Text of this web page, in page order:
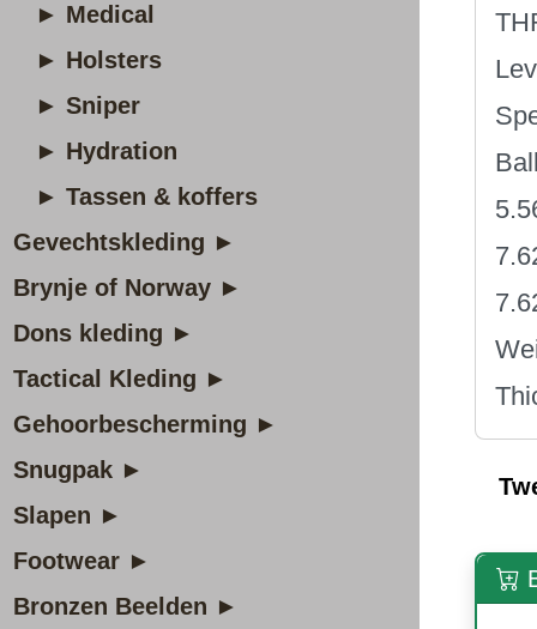
► Medical
► Holsters
► Sniper
► Hydration
► Tassen & koffers
Gevechtskleding ►
Brynje of Norway ►
Dons kleding ►
Tactical Kleding ►
Gehoorbescherming ►
Snugpak ►
Slapen ►
Footwear ►
Bronzen Beelden ►